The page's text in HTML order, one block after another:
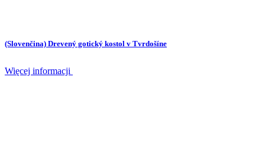
(Slovenčina) Drevený gotický kostol v Tvrdošíne
Więcej informacji